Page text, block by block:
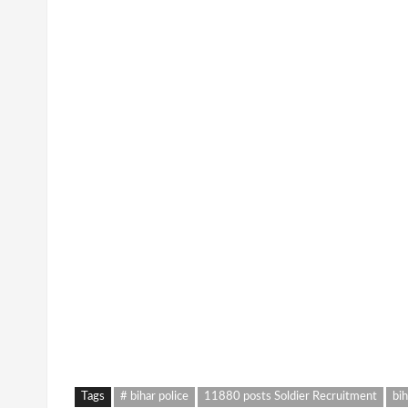
Tags # bihar police 11880 posts Soldier Recruitment